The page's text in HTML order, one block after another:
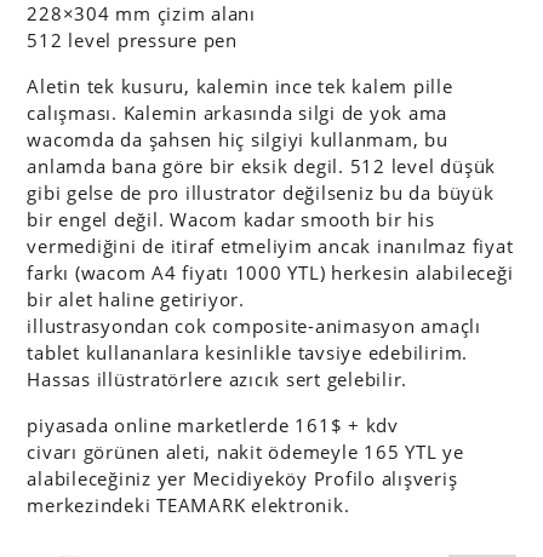
228×304 mm çizim alanı
512 level pressure pen
Aletin tek kusuru, kalemin ince tek kalem pille
calışması. Kalemin arkasında silgi de yok ama
wacomda da şahsen hiç silgiyi kullanmam, bu
anlamda bana göre bir eksik degil. 512 level düşük
gibi gelse de pro illustrator değilseniz bu da büyük
bir engel değil. Wacom kadar smooth bir his
vermediğini de itiraf etmeliyim ancak inanılmaz fiyat
farkı (wacom A4 fiyatı 1000 YTL) herkesin alabileceği
bir alet haline getiriyor.
illustrasyondan cok composite-animasyon amaçlı
tablet kullananlara kesinlikle tavsiye edebilirim.
Hassas illüstratörlere azıcık sert gelebilir.
piyasada online marketlerde 161$ + kdv
civarı görünen aleti, nakit ödemeyle 165 YTL ye
alabileceğiniz yer Mecidiyeköy Profilo alışveriş
merkezindeki TEAMARK elektronik.